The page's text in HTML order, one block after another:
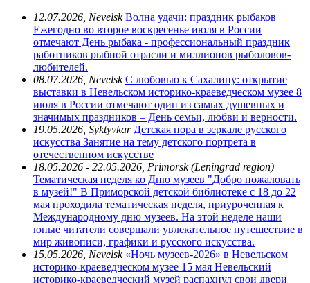
12.07.2026, NevelskВолна удачи: праздник рыбаков
Ежегодно во второе воскресенье июля в России
отмечают День рыбака - профессиональный праздник
работников рыбной отрасли и миллионов рыболовов-
любителей.
08.07.2026, NevelskС любовью к Сахалину: открытие
выставки в Невельском историко-краеведческом музее 8
июля в России отмечают один из самых душевных и
значимых праздников – День семьи, любви и верности.
19.05.2026, Syktyvkar Детская пора в зеркале русского
искусства Занятие на тему детского портрета в
отечественном искусстве
18.05.2026 - 22.05.2026, Primorsk (Leningrad region)
Тематическая неделя ко Дню музеев "Добро пожаловать
в музей!" В Приморской детской библиотеке с 18 до 22
мая проходила тематическая неделя, приуроченная к
Международному дню музеев. На этой неделе наши
юные читатели совершали увлекательное путешествие в
мир живописи, графики и русского искусства.
15.05.2026, Nevelsk «Ночь музеев-2026» в Невельском
историко-краеведческом музее 15 мая Невельский
историко-краеведческий музей распахнул свои двери